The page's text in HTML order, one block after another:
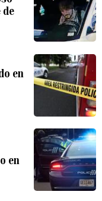
de
en
en